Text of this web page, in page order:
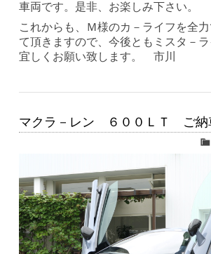
車両です。是非、お楽しみ下さい。
これからも、Ｍ様のカ－ライフを全
て頂きますので、今後ともミスタ－
宜しくお願い致します。 市川
マクラ－レン ６００ＬＴ ご納